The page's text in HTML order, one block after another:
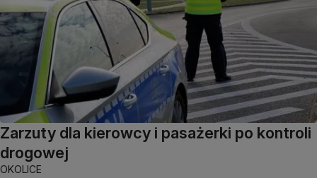
Zarzuty dla kierowcy i pasażerki po kontroli
drogowej
OKOLICE